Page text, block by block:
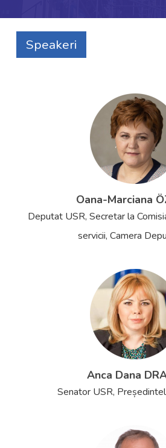
Speakeri
Oana-Marciana
Deputat USR, Secretar la
servicii, Camera
Anca Dana
Senator USR,